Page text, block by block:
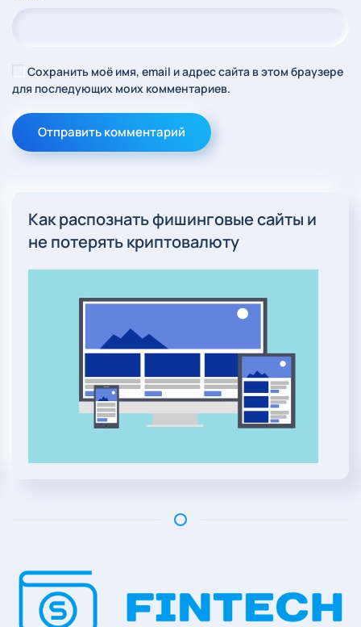
Сохранить моё имя, email и адрес сайта в этом браузере
для последующих моих комментариев.
Отправить комментарий
Как распознать фишинговые сайты и
не потерять криптовалюту